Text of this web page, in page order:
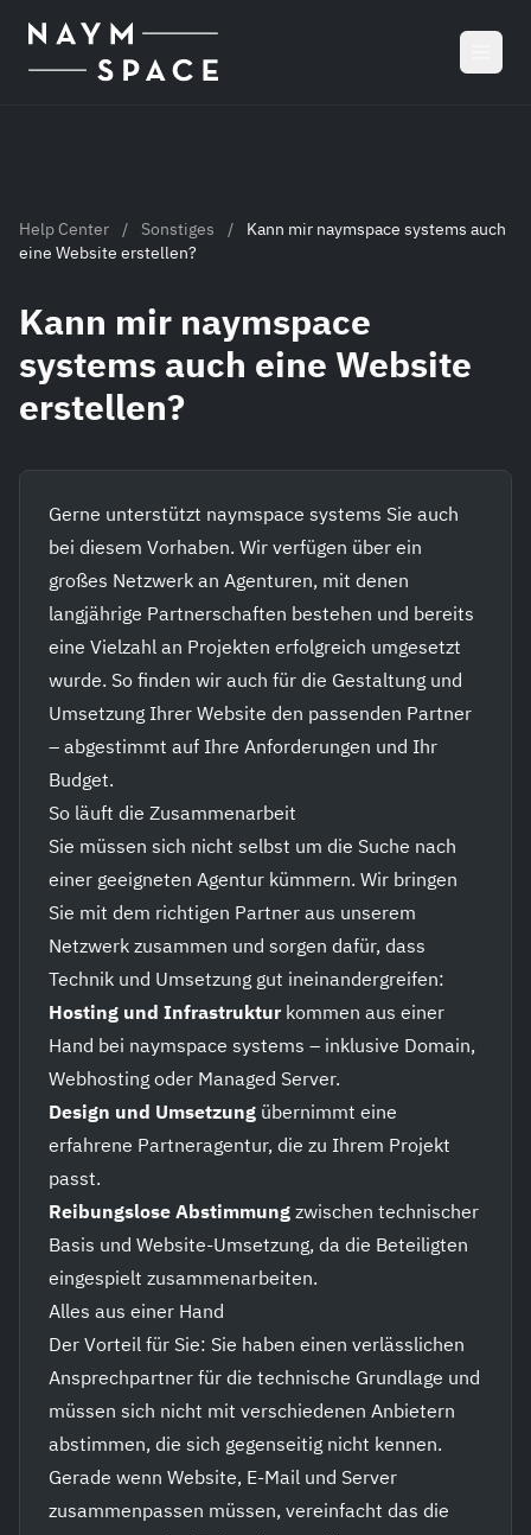
Help Center / Sonstiges /
Kann mir naymspace systems auch
eine Website erstellen?
Kann mir naymspace
systems auch eine Website
erstellen?
Gerne unterstützt naymspace systems Sie auch
bei diesem Vorhaben. Wir verfügen über ein
großes Netzwerk an Agenturen, mit denen
langjährige Partnerschaften bestehen und bereits
eine Vielzahl an Projekten erfolgreich umgesetzt
wurde. So finden wir auch für die Gestaltung und
Umsetzung Ihrer Website den passenden Partner
– abgestimmt auf Ihre Anforderungen und Ihr
Budget.
So läuft die Zusammenarbeit
Sie müssen sich nicht selbst um die Suche nach
einer geeigneten Agentur kümmern. Wir bringen
Sie mit dem richtigen Partner aus unserem
Netzwerk zusammen und sorgen dafür, dass
Technik und Umsetzung gut ineinandergreifen:
Hosting und Infrastruktur kommen aus einer
Hand bei naymspace systems – inklusive Domain,
Webhosting oder Managed Server.
Design und Umsetzung übernimmt eine
erfahrene Partneragentur, die zu Ihrem Projekt
passt.
Reibungslose Abstimmung zwischen technischer
Basis und Website-Umsetzung, da die Beteiligten
eingespielt zusammenarbeiten.
Alles aus einer Hand
Der Vorteil für Sie: Sie haben einen verlässlichen
Ansprechpartner für die technische Grundlage und
müssen sich nicht mit verschiedenen Anbietern
abstimmen, die sich gegenseitig nicht kennen.
Gerade wenn Website, E-Mail und Server
zusammenpassen müssen, vereinfacht das die